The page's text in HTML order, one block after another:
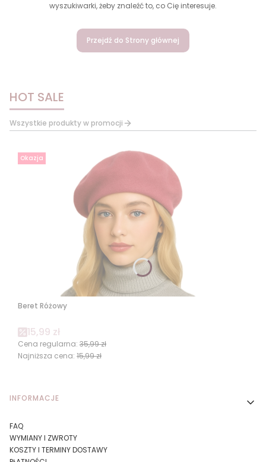
wyszukiwarki, żeby znaleźć to, co Cię interesuje.
Przejdź do Strony głównej
HOT SALE
Wszystkie produkty w promocji
Okazja
Beret Różowy
Cena promocyjna
15,99 zł
Cena regularna: 35,99 zł
Najniższa cena: 15,99 zł
Linki w stopce
INFORMACJE
FAQ
WYMIANY I ZWROTY
KOSZTY I TERMINY DOSTAWY